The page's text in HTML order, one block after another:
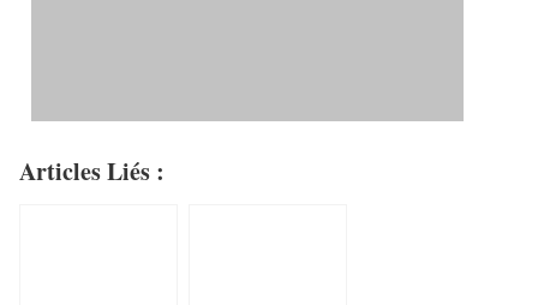
Articles Liés :